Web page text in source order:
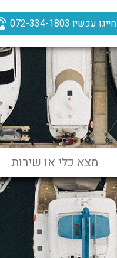
חייגו עכשיו 072-334-1803